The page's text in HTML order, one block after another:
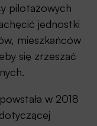
pilotażowych
jednostki
mieszkańców
się zrzeszać
w 2018